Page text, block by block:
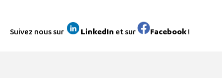
Suivez nous sur LinkedIn et sur Facebook!